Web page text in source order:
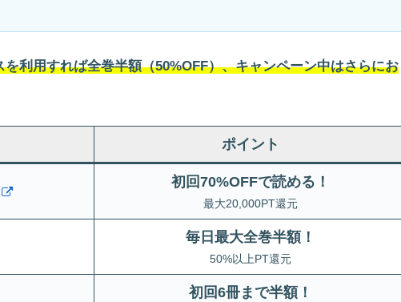
利用すれば全巻半額（50%OFF）、キャンペーン中はさらにお
ポイント
初回70%OFFで読める！
最大20,000PT還元
毎日最大全巻半額！
50%以上PT還元
初回6冊まで半額！